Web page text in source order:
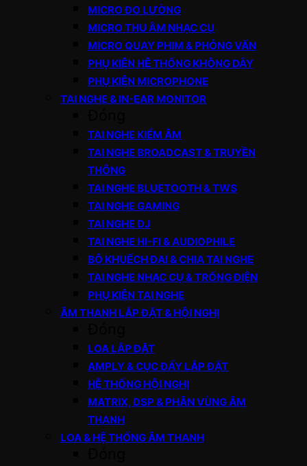
MICRO ĐO LƯỜNG
MICRO THU ÂM NHẠC CỤ
MICRO QUAY PHIM & PHỎNG VẤN
PHỤ KIỆN HỆ THỐNG KHÔNG DÂY
PHỤ KIỆN MICROPHONE
TAI NGHE & IN-EAR MONITOR
TAI NGHE KIỂM ÂM
TAI NGHE BROADCAST & TRUYỀN
THÔNG
TAI NGHE BLUETOOTH & TWS
TAI NGHE GAMING
TAI NGHE DJ
TAI NGHE HI-FI & AUDIOPHILE
BỘ KHUẾCH ĐẠI & CHIA TAI NGHE
TAI NGHE NHẠC CỤ & TRỐNG ĐIỆN
PHỤ KIỆN TAI NGHE
ÂM THANH LẮP ĐẶT & HỘI NGHỊ
LOA LẮP ĐẶT
AMPLY & CỤC ĐẨY LẮP ĐẶT
HỆ THỐNG HỘI NGHỊ
MATRIX, DSP & PHÂN VÙNG ÂM
THANH
LOA & HỆ THỐNG ÂM THANH